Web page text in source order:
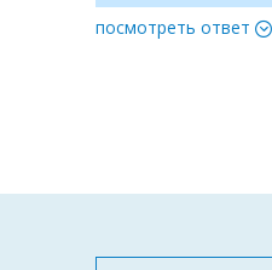
посмотреть ответ